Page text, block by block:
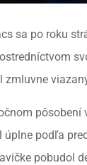
sa po roku
zmluvne
pôsobení
podľa
pobudol